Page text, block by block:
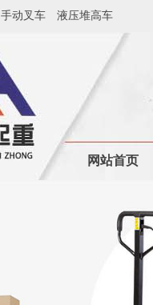
手动叉车 液压堆高车
网站首页